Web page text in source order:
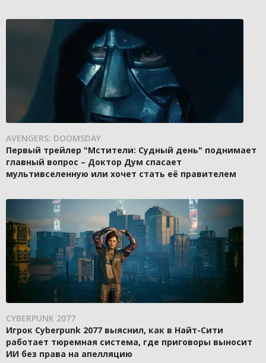
AVENGERS: DOOMSDAY
Первый трейлер "Мстители: Судный день" поднимает
главный вопрос – Доктор Дум спасает
мультивселенную или хочет стать её правителем
CYBERPUNK 2077
Игрок Cyberpunk 2077 выяснил, как в Найт-Сити
работает тюремная система, где приговоры выносит
ИИ без права на апелляцию